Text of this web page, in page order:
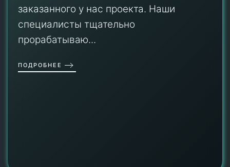
заказанного у нас проекта. Наши
специалисты тщательно
прорабатываю...
ПОДРОБНЕЕ